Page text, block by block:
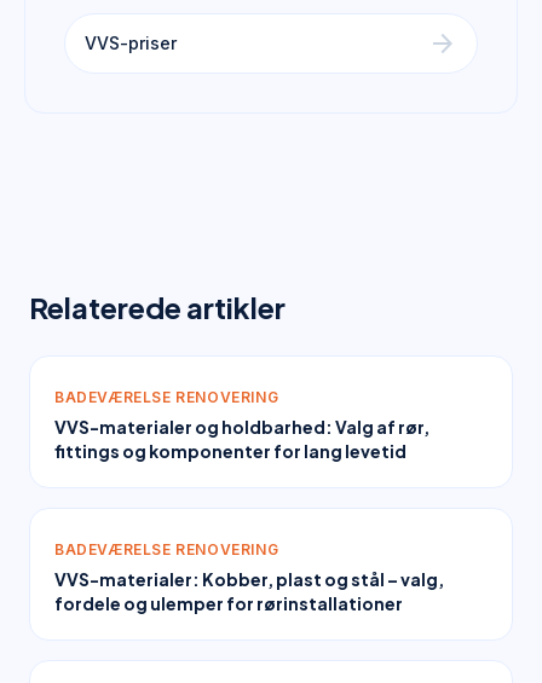
VVS-priser arrow_forward
Relaterede artikler
BADEVÆRELSE RENOVERING
VVS-materialer og holdbarhed: Valg af rør,
fittings og komponenter for lang levetid
BADEVÆRELSE RENOVERING
VVS-materialer: Kobber, plast og stål – valg,
fordele og ulemper for rørinstallationer